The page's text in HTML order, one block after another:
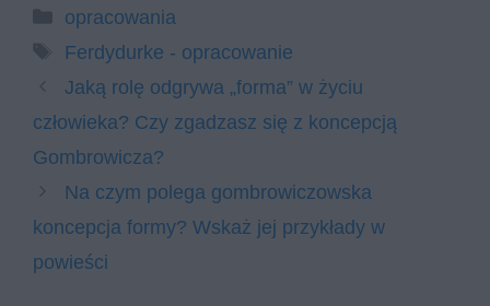
Kategorie
opracowania
Tagi
Ferdydurke - opracowanie
Jaką rolę odgrywa „forma” w życiu
człowieka? Czy zgadzasz się z koncepcją
Gombrowicza?
Na czym polega gombrowiczowska
koncepcja formy? Wskaż jej przykłady w
powieści